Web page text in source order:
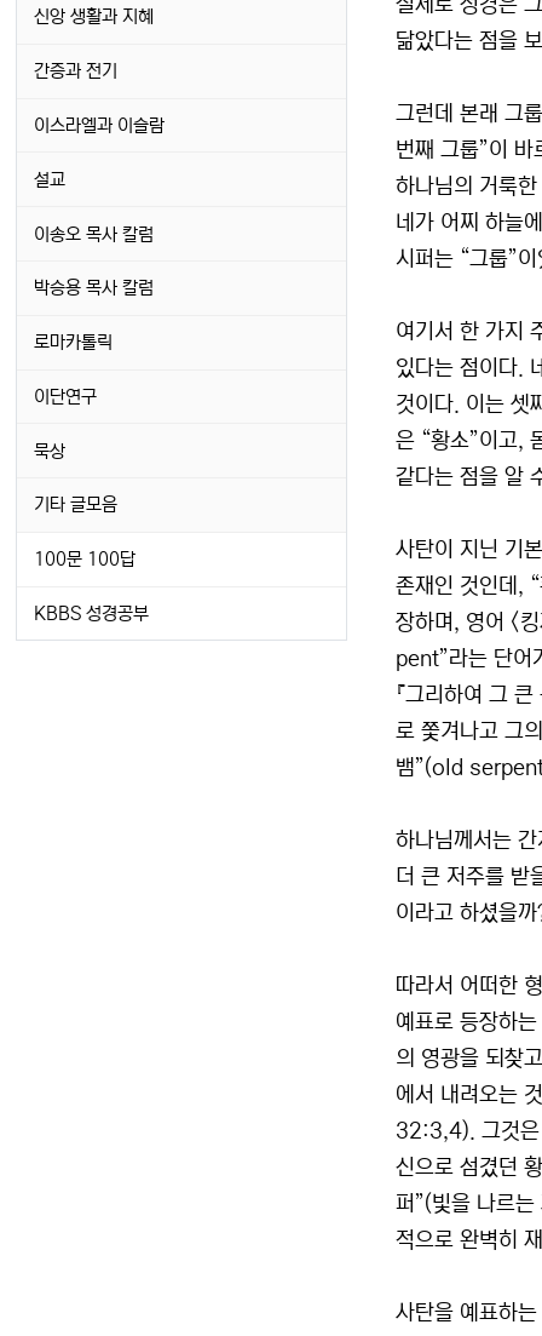
실제로 성경은
닮았다는 점을
그런데 본래 그
번째 그룹”이 바
하나님의 거룩
네가 어찌 하늘
시퍼는 “그룹”
여기서 한 가지
있다는 점이다.
것이다. 이는 셋
은 “황소”이고,
같다는 점을 알
사탄이 지닌 기
존재인 것인데,
장하며, 영어 <
pent”라는 단어
『그리하여 그
로 쫓겨나고 그
뱀”(old
하나님께서는
더 큰 저주를 받
이라고 하셨을
따라서 어떠한
예표로 등장하
의 영광을 되찾
에서 내려오는
32:3,4). 그것은
신으로 섬겼던
퍼”(빛을 나르
적으로 완벽히
사탄을 예표하
신앙 생활과 지혜
간증과 전기
이스라엘과 이슬람
설교
이송오 목사 칼럼
박승용 목사 칼럼
로마카톨릭
이단연구
묵상
기타 글모음
100문 100답
KBBS 성경공부